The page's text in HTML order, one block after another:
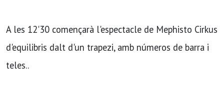
A les 12'30 començarà l'espectacle de Mephisto Cirkus
d'equilibris dalt d'un trapezi, amb números de barra i
teles..